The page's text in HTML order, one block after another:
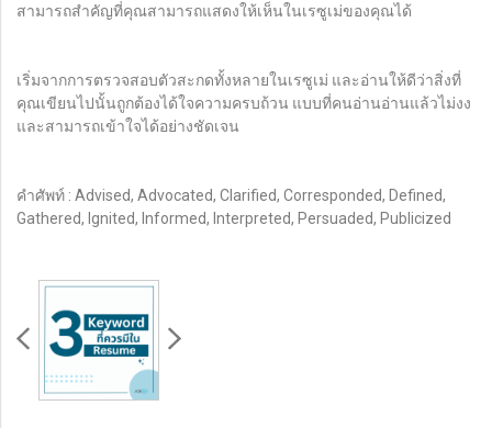
สามารถสำคัญที่คุณสามารถแสดงให้เห็นในเรซูเม่ของคุณได้
เริ่มจากการตรวจสอบตัวสะกดทั้งหลายในเรซูเม่ และอ่านให้ดีว่าสิ่งที่
คุณเขียนไปนั้นถูกต้องได้ใจความครบถ้วน แบบที่คนอ่านอ่านแล้วไม่งง
และสามารถเข้าใจได้อย่างชัดเจน
คำศัพท์ : Advised, Advocated, Clarified, Corresponded, Defined,
Gathered, Ignited, Informed, Interpreted, Persuaded, Publicized